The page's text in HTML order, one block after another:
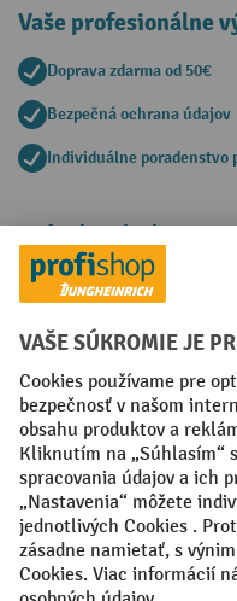
Vaše profesionálne
Doprava zdarma od 50€
Bezpečná ochrana údajov
Individuálne poradenstvo
Spôsoby platby
Creditcard (Master)
Faktúra
Sociálne siete
Facebook
YouTube
LinkedIn